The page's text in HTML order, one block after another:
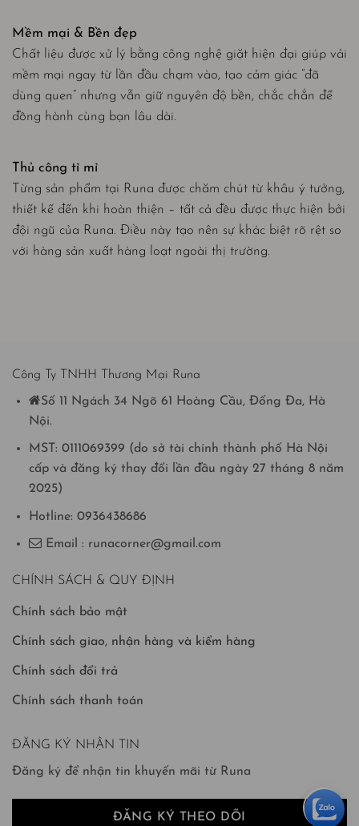
Mềm mại & Bền đẹp
Chất liệu được xử lý bằng công nghệ giặt hiện đại giúp vải
mềm mại ngay từ lần đầu chạm vào, tạo cảm giác “đã
dùng quen” nhưng vẫn giữ nguyên độ bền, chắc chắn để
đồng hành cùng bạn lâu dài.
Thủ công tỉ mỉ
Từng sản phẩm tại Runa được chăm chút từ khâu ý tưởng,
thiết kế đến khi hoàn thiện – tất cả đều được thực hiện bởi
đội ngũ của Runa. Điều này tạo nên sự khác biệt rõ rệt so
với hàng sản xuất hàng loạt ngoài thị trường.
Công Ty TNHH Thương Mại Runa
Số 11 Ngách 34 Ngõ 61 Hoàng Cầu, Đống Đa, Hà
Nội.
MST: 0111069399 (do sở tài chính thành phố Hà Nội
cấp và đăng ký thay đổi lần đầu ngày 27 tháng 8 năm
2025)
Hotline: 0936438686
Email : runacorner@gmail.com
CHÍNH SÁCH & QUY ĐỊNH
Chính sách bảo mật
Chính sách giao, nhận hàng và kiểm hàng
Chính sách đổi trả
Chính sách thanh toán
ĐĂNG KÝ NHẬN TIN
Đăng ký để nhận tin khuyến mãi từ Runa
ĐĂNG KÝ THEO DÕI